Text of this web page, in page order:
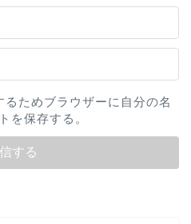
ためブラウザーに自分の名
を保存する。